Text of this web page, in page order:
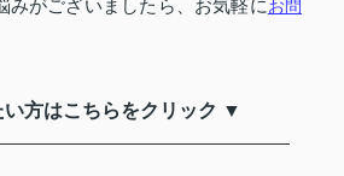
みがございましたら、お気軽にお問
方はこちらをクリック ▼